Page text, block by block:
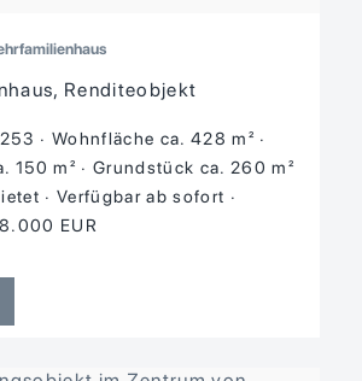
Renditeobjekt
Wohnfläche ca. 428 m²
150 m²
Grund­stück ca. 260 m²
Verfügbar ab sofort
EUR